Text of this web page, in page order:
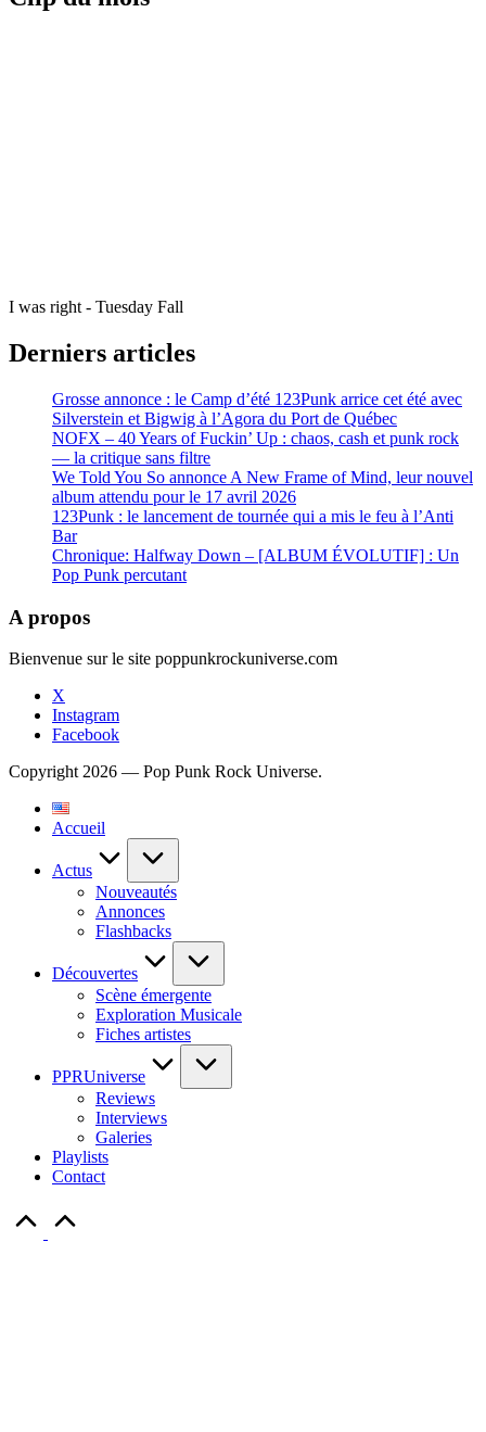
I was right - Tuesday Fall
Derniers articles
Grosse annonce : le Camp d’été 123Punk arrice cet été avec
Silverstein et Bigwig à l’Agora du Port de Québec
NOFX – 40 Years of Fuckin’ Up : chaos, cash et punk rock
— la critique sans filtre
We Told You So annonce A New Frame of Mind, leur nouvel
album attendu pour le 17 avril 2026
123Punk : le lancement de tournée qui a mis le feu à l’Anti
Bar
Chronique: Halfway Down – [ALBUM ÉVOLUTIF] : Un
Pop Punk percutant
A propos
Bienvenue sur le site poppunkrockuniverse.com
X
Instagram
Facebook
Copyright 2026 — Pop Punk Rock Universe.
Accueil
Actus
Nouveautés
Annonces
Flashbacks
Découvertes
Scène émergente
Exploration Musicale
Fiches artistes
PPRUniverse
Reviews
Interviews
Galeries
Playlists
Contact